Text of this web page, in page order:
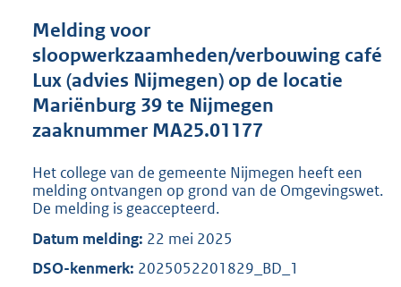
o
t
t
e
:
0
5
Melding voor
sloopwerkzaamheden/verbouwing café
Lux (advies Nijmegen) op de locatie
Mariënburg 39 te Nijmegen
zaaknummer MA25.01177
Het college van de gemeente Nijmegen heeft een
melding ontvangen op grond van de Omgevingswet.
De melding is geaccepteerd.
Datum melding: 22 mei 2025
DSO-kenmerk: 2025052201829_BD_1